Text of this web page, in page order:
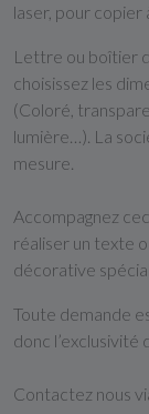
laser, pour copier
Lettre ou boîtier
choisissez les
(Coloré,
lumière…). La
mesure.
Accompagnez
réaliser un texte
décorative
Toute demande
donc
Contactez nous